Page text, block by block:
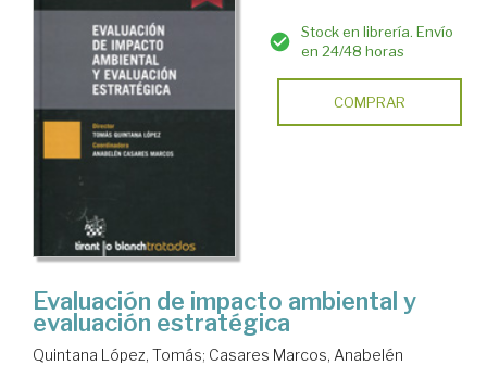
Stock en librería. Envío
en 24/48 horas
COMPRAR
Evaluación de impacto ambiental y
evaluación estratégica
Quintana López, Tomás; Casares Marcos, Anabelén